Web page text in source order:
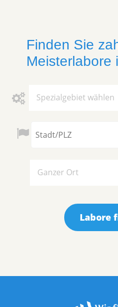
Finden Sie
Meisterlabore
Spezialgebiet wählen
Ganzer Ort
Labore